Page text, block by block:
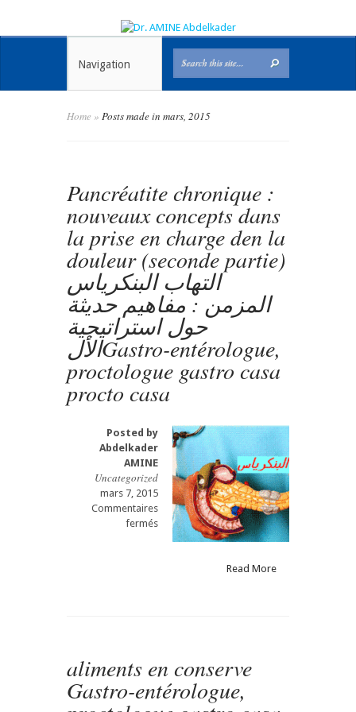
Navigation
Home » Posts made in mars, 2015
Pancréatite chronique :
nouveaux concepts dans
la prise en charge den la
douleur (seconde partie)
التهاب البنكرياس
المزمن : مفاهيم حديثة
حول استراتيجية
الألGastro-entérologue,
proctologue gastro casa
procto casa
Posted by
Abdelkader
AMINE
Uncategorized
mars 7, 2015
Commentaires
ferméssur
Pancréatite
charge
den
Read More
aliments en conserve
Gastro-entérologue,